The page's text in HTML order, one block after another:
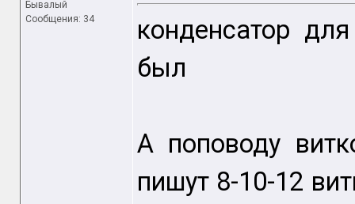
Бывалый
Сообщения: 34
конденсатор
был
А поповоду
пишут 8-10-12